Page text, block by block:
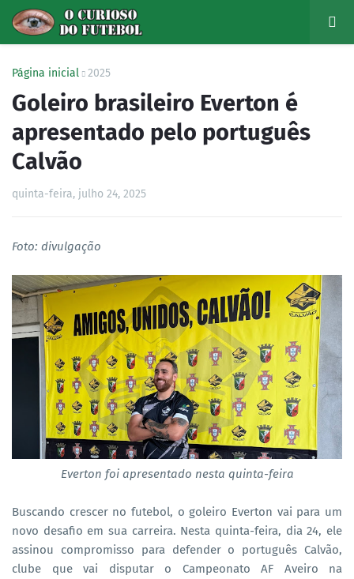
Página inicial 2025
Goleiro brasileiro Everton é
apresentado pelo português
Calvão
quinta-feira, julho 24, 2025
Foto: divulgação
Everton foi apresentado nesta quinta-feira
Buscando crescer no futebol, o goleiro Everton vai para um
novo desafio em sua carreira. Nesta quinta-feira, dia 24, ele
assinou compromisso para defender o português Calvão,
clube que vai disputar o Campeonato AF Aveiro na